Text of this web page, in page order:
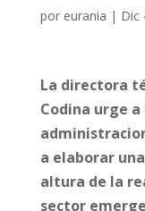
por eurania | Dic
La directora
Codina urge
a elaborar
altura de la
sector